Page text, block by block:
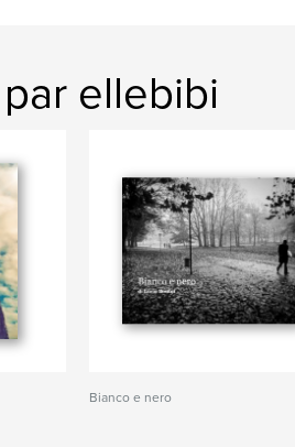
ellebibi
Bianco e nero